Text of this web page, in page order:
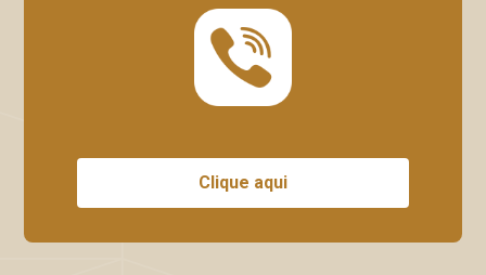
Clique aqui